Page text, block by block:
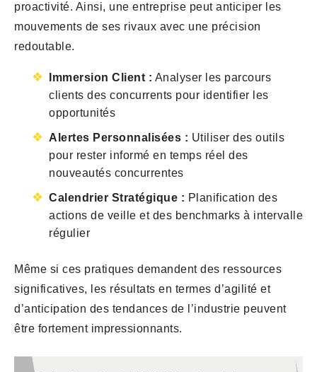
proactivité. Ainsi, une entreprise peut anticiper les
mouvements de ses rivaux avec une précision
redoutable.
Immersion Client : Analyser les parcours
clients des concurrents pour identifier les
opportunités
Alertes Personnalisées : Utiliser des outils
pour rester informé en temps réel des
nouveautés concurrentes
Calendrier Stratégique : Planification des
actions de veille et des benchmarks à intervalle
régulier
Même si ces pratiques demandent des ressources
significatives, les résultats en termes d’agilité et
d’anticipation des tendances de l’industrie peuvent
être fortement impressionnants.